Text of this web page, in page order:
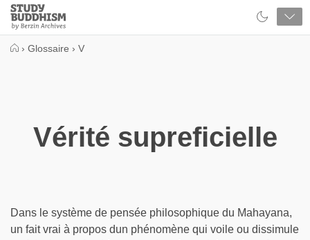
Close
Study
Buddhism
› Glossaire › V
Vérité supreficielle
Dans le système de pensée philosophique du Mahayana,
un fait vrai à propos dun phénomène qui voile ou dissimule